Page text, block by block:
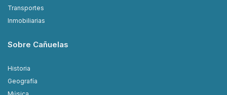
Transportes
Inmobiliarias
Sobre Cañuelas
Historia
Geografía